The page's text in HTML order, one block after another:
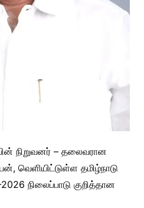
நிறுவனர் – தலைவரான
வெளியிட்டுள்ள தமிழ்நாடு
நிலைப்பாடு குறித்தான